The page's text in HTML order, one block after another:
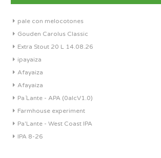
pale con melocotones
Gouden Carolus Classic
Extra Stout 20 L 14.08.26
ipayaiza
Afayaiza
Afayaiza
Pa´Lante - APA (0alcV1.0)
Farmhouse experiment
Pa'Lante - West Coast IPA
IPA 8-26